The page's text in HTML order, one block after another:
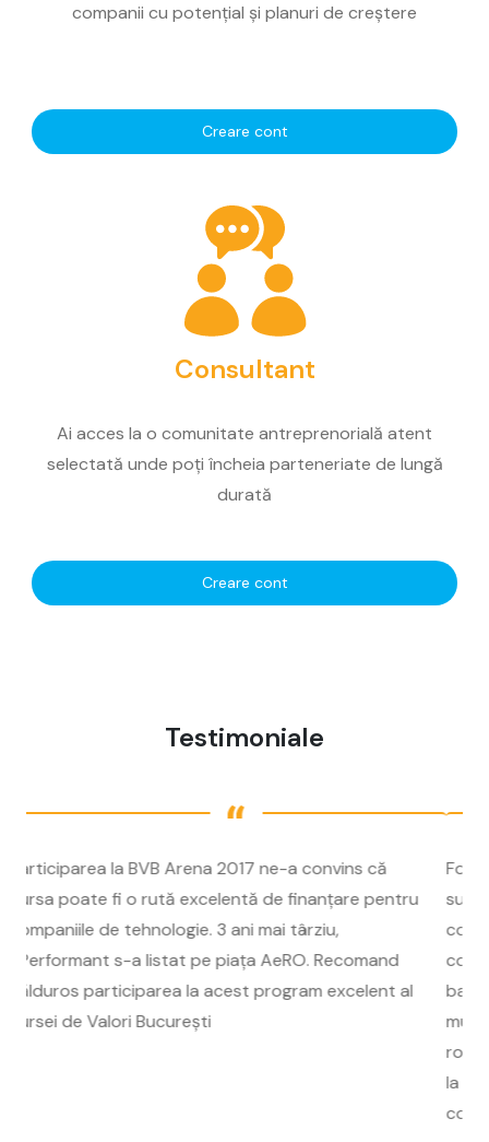
companii cu potențial și planuri de creștere
Creare cont
Consultant
Ai acces la o comunitate antreprenorială atent
selectată unde poți încheia parteneriate de lungă
durată
Creare cont
Testimoniale
Formarea unui nou model de creștere economică
sustenabilă și pe termen lung se bazează pe
companiile locale. Ne aflăm într-o perioadă, când
comunicațiile și tehnologia au redus dramatic
barierele de expansiune pentru companii, există mai
multe oportunități pentru ca antreprenorii și ideile